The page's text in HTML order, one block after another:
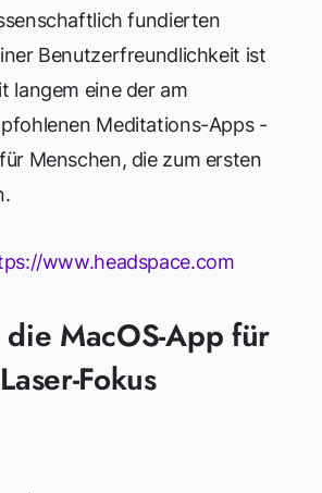
fundierten
Benutzerfreundlichkeit ist
langem eine der am
Meditations-Apps -
Menschen, die zum ersten
www.headspace.com
die MacOS-App für
Laser-Fokus